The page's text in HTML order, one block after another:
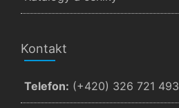
Kontakt
Telefon: (+420) 326 721 493